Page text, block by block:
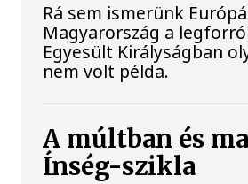
Rá sem ismerünk
Magyarország a
Egyesült Királyságban
nem volt példa.
A múltban és
Ínség-szikla